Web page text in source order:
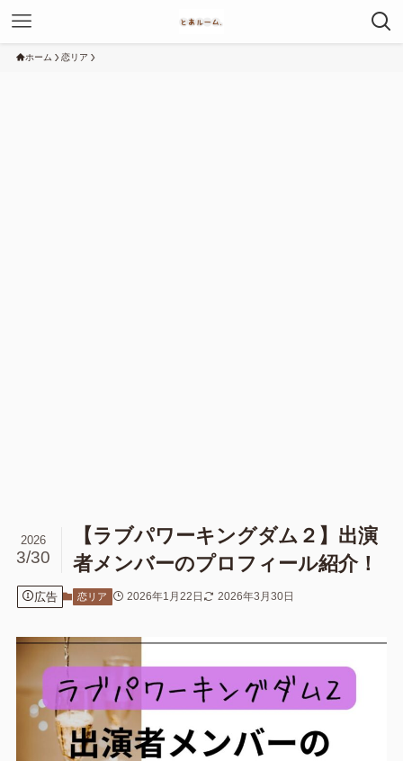
ホーム 恋リア
【ラブパワーキングダム２】出演
者メンバーのプロフィール紹介！
2026
3/30
広告 恋リア 2026年1月22日 2026年3月30日